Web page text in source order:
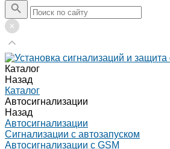
Каталог
Назад
Каталог
Автосигнализации
Назад
Автосигнализации
Сигнализации с автозапуском
Автосигнализации с GSM